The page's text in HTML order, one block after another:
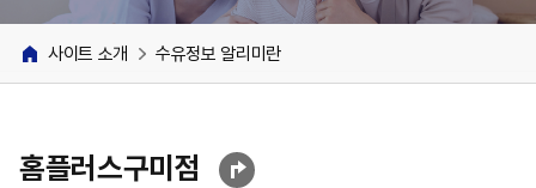
사이트 소개 수유정보 알리미란
홈플러스구미점